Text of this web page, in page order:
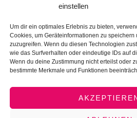
einstellen
Um dir ein optimales Erlebnis zu bieten,
Cookies, um Geräteinformationen zu speichern
zuzugreifen. Wenn du diesen Technologien
wie das Surfverhalten oder eindeutige IDs auf
Wenn du deine Zustimmung nicht erteilst oder
bestimmte Merkmale und Funktionen
Ehrenamt
Stellenangebote
Kontakt
Impressum
Datenschutz